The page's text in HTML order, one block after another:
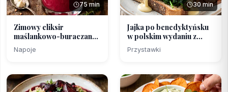
75 min
Zimowy eliksir
maślankowo-buraczany
z krem...
Napoje
30 min
Jajka po benedyktyńsku
w polskim wydaniu z...
Przystawki